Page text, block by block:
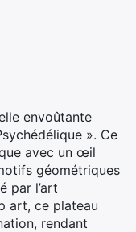
envoûtante
». Ce
avec un œil
géométriques
par l’art
art, ce plateau
rendant